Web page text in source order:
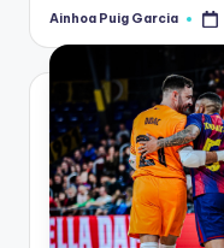
Ainhoa Puig Garcia